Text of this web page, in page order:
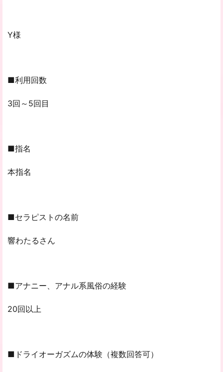
Y様
■利用回数
3回～5回目
■指名
本指名
■セラピストの名前
響わたるさん
■アナニー、アナル系風俗の経験
20回以上
■ドライオーガズムの体験（複数回答可）